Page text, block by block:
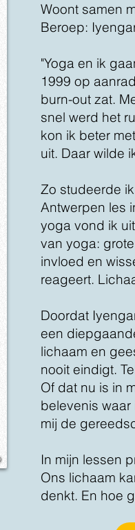
Woont samen
Beroep:
"Yoga en ik
1999 op
burn-out zat.
snel werd het
kon ik beter
uit. Daar wilde
Zo studeerde
Antwerpen les
yoga vond ik
van yoga:
invloed en
reageert.
Doordat
een
lichaam en
nooit eindigt.
Of dat nu is in
belevenis
mij de
In mijn lessen
Ons lichaam
denkt. En hoe